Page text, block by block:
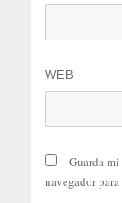
WEB
Guarda
navegador